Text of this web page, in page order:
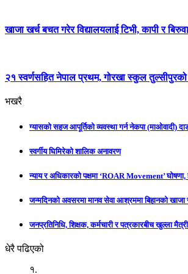
खाजा खर्च बचत गरेर विद्यालयलाई टिभी, कापी र
२१ स्वर्णसहित नेपाल प्रथम, गोरखा स्कुल
भखरै
ग्यासको सहज आपूर्तिको व्यवस्था गर्न नेकपा (माओवादी)
स्वर्गीय घिमिरेको शालिक अनावरण
न्याय र अधिकारको पक्षमा ‘ROAR Movement’
जन्मदिनको अवसरमा मानव सेवा आश्रममा बिहानको खाजा
जनप्रतिनिधि, शिक्षक, कर्मचारी र पत्रकारबीच खुल्ला
धेरै पढिएको
१.